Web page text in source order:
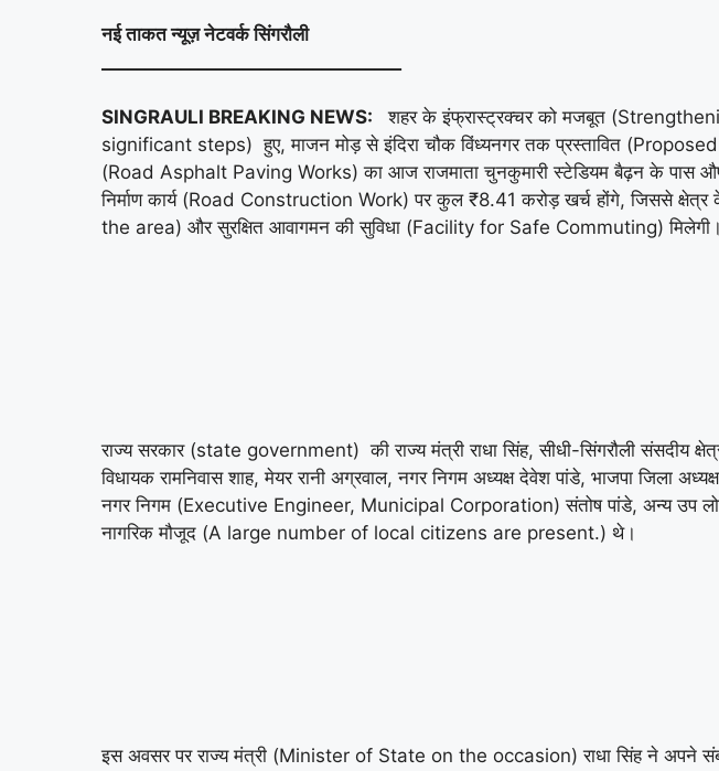
नई ताकत न्यूज़ नेटवर्क सिंगरौली
SINGRAULI BREAKING NEWS:
शहर के इंफ्रास्ट्रक्चर को मजबूत
significant steps) हुए, माजन मोड़ से इंदिरा चौक विंध्यनगर तक प्रस्तावित
(Road Asphalt Paving Works) का आज राजमाता चुनकुमारी स्टेडियम बैढ़न के
निर्माण कार्य (Road Construction Work) पर कुल ₹8.41 करोड़ खर्च होंगे, जिससे
the area) और सुरक्षित आवागमन की सुविधा (Facility for Safe Commuting) मिलेगी।
राज्य सरकार (state government) की राज्य मंत्री राधा सिंह, सीधी-सिंगरौली
विधायक रामनिवास शाह, मेयर रानी अग्रवाल, नगर निगम अध्यक्ष देवेश पांडे, भाजपा जिला
नगर निगम (Executive Engineer, Municipal Corporation) संतोष पांडे, अन्य उप
नागरिक मौजूद (A large number of local citizens are present.) थे।
इस अवसर पर राज्य मंत्री (Minister of State on the occasion) राधा सिंह ने अपने